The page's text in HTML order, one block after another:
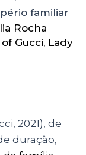
familiar
Rocha
Gucci, Lady
2021), de
duração,